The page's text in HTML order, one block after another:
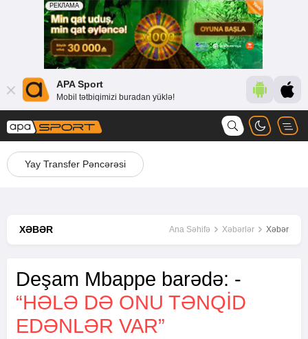
APA Sport
Mobil tətbiqimizi buradan yüklə!
Yay Transfer Pəncərəsi
XƏBƏR Ana Səhifə Xəbərlər Xəbər
Deşam Mbappe barədə: -
“HƏLƏ DƏ ONU TƏNQID
EDƏNLƏR VAR”